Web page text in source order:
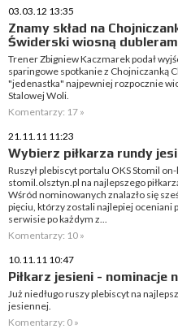
03.03.12 13:35
Znamy skład na
Świderski wiosną
Trener Zbigniew Kaczmarek podał
sparingowe spotkanie z Chojniczanką
"jedenastka" najpewniej rozpocznie
Stalowej Woli.
Komentarzy: 17 »
21.11.11 11:23
Wybierz piłkarza rundy
Ruszył plebiscyt portalu OKS Stomil
stomil.olsztyn.pl na najlepszego
Wśród nominowanych znalazło się
pięciu, którzy zostali najlepiej oceniani
serwisie po każdym z...
Komentarzy: 10 »
10.11.11 10:47
Piłkarz jesieni - nominacje
Już niedługo ruszy plebiscyt na
jesiennej.
Komentarzy: 0 »